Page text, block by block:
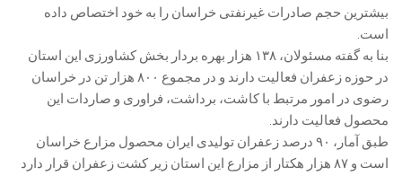
بیشترین حجم صادرات غیرنفتی خراسان را به خود اختصاص داده
است.
بنا به گفته مسئولان، ۱۳۸ هزار بهره بردار بخش کشاورزی این استان
در حوزه زعفران فعالیت دارند و در مجموع ۸۰۰ هزار تن در خراسان
رضوی در امور مرتبط با کاشت، برداشت، فراوری و صاردات این
محصول فعالیت دارند.
طبق آمار، ۹۰ درصد زعفران تولیدی ایران محصول مزارع خراسان
است و ۸۷ هزار هکتار از مزارع این استان زیر کشت زعفران قرار دارد